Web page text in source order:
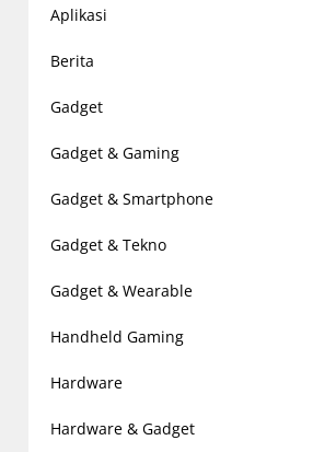
Aplikasi
Berita
Gadget
Gadget & Gaming
Gadget & Smartphone
Gadget & Tekno
Gadget & Wearable
Handheld Gaming
Hardware
Hardware & Gadget